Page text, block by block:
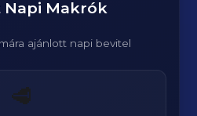
Napi Makrók
ajánlott napi bevitel
🥩